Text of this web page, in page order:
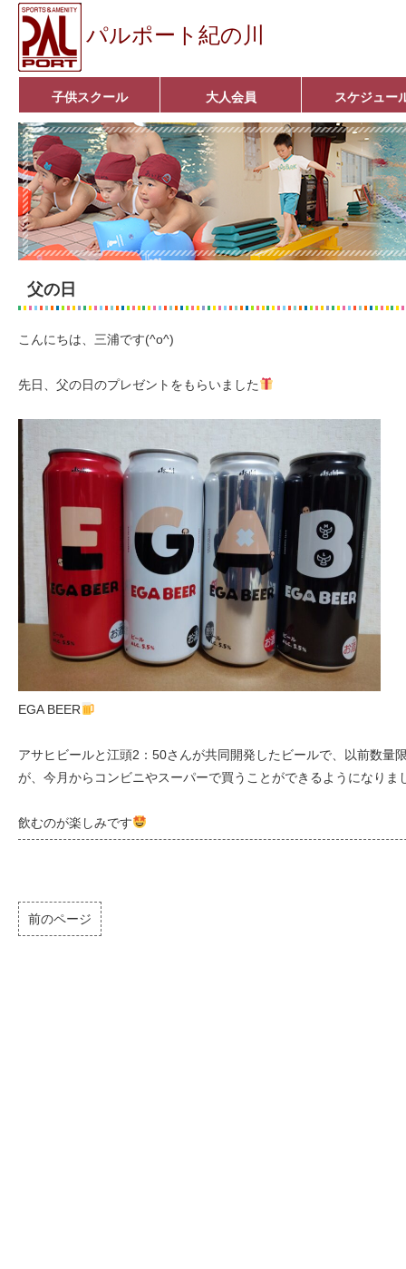
パルポート紀の川
子供スクール
ベビーコース
幼児コース
小学生コース
育成コース
選手コース
キッズパーク(体操教室)
子どもダンス教室
■入会案内■
大人会員
アクア悠々クラブ
いきいきコース
■入会案内■
スケジュー
父の日
こんにちは、三浦です(^o^)
先日、父の日のプレゼントをもらいました
EGA BEER
アサヒビールと江頭2：50さんが共同開発したビールで、以前数量
が、今月からコンビニやスーパーで買うことができるようになりま
飲むのが楽しみです
前のページ